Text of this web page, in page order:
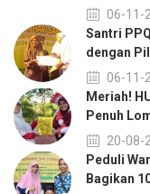
06-11-
Santri
dengan
06-11-
Meriah!
Penuh
20-08-
Peduli
Bagikan